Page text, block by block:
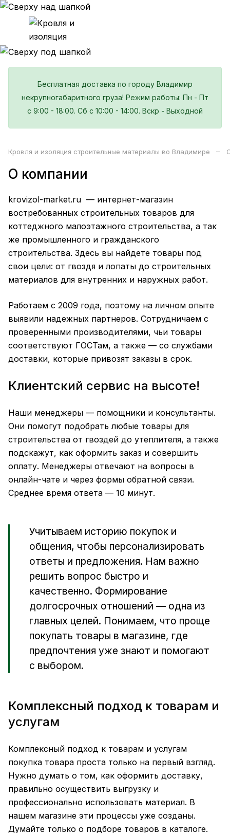
Бесплатная доставка по городу Владимир
некрупногабаритного груза! Режим работы: Пн - Пт
с 9:00 - 18:00. Сб с 10:00 - 14:00. Вскр - Выходной
Кровля и изоляция строительные материалы во Владимире –
О компании
krovizol-market.ru — интернет-магазин
востребованных строительных товаров для
коттеджного малоэтажного строительства, а так
же промышленного и гражданского
строительства. Здесь вы найдете товары под
свои цели: от гвоздя и лопаты до строительных
материалов для внутренних и наружных работ.
Работаем с 2009 года, поэтому на личном опыте
выявили надежных партнеров. Сотрудничаем с
проверенными производителями, чьи товары
соответствуют ГОСТам, а также — со службами
доставки, которые привозят заказы в срок.
Клиентский сервис на высоте!
Наши менеджеры — помощники и консультанты.
Они помогут подобрать любые товары для
строительства от гвоздей до утеплителя, а также
подскажут, как оформить заказ и совершить
оплату. Менеджеры отвечают на вопросы в
онлайн-чате и через формы обратной связи.
Среднее время ответа — 10 минут.
Учитываем историю покупок и
общения, чтобы персонализировать
ответы и предложения. Нам важно
решить вопрос быстро и
качественно. Формирование
долгосрочных отношений — одна из
главных целей. Понимаем, что проще
покупать товары в магазине, где
предпочтения уже знают и помогают
с выбором.
Комплексный подход к товарам и
услугам
Комплексный подход к товарам и услугам
покупка товара проста только на первый взгляд.
Нужно думать о том, как оформить доставку,
правильно осуществить выгрузку и
профессионально использовать материал. В
нашем магазине эти процессы уже созданы.
Думайте только о подборе товаров в каталоге.